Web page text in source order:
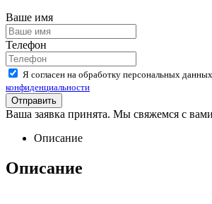
Ваше имя
Телефон
Я согласен на обработку персональных
конфиденциальности
Ваша заявка принята. Мы свяжемся с
Описание
Описание